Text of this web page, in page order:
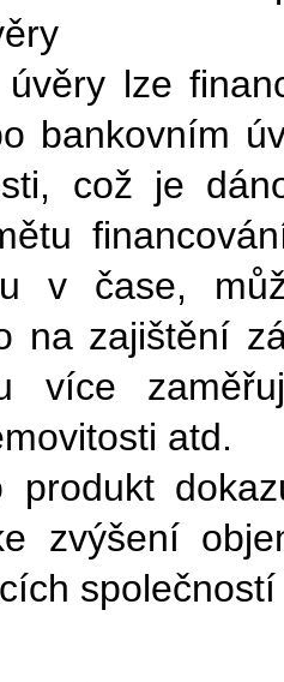
úvěry lze
bankovním
což je
v čase,
na zajištění
více
atd.
produkt
zvýšení